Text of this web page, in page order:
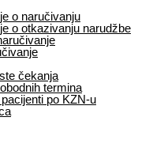
o naručivanju
o otkazivanju narudžbe
čekanja
termina
po KZN-u